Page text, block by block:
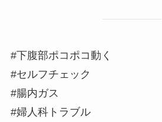
#下腹部ポコポコ動く
#セルフチェック
#腸内ガス
#婦人科トラブル